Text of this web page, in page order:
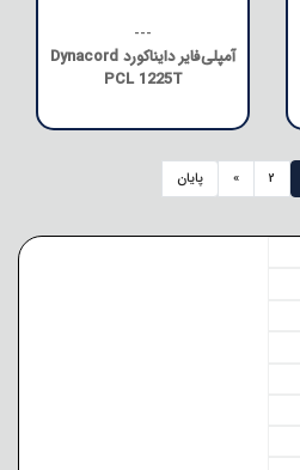
---
آمپلی‌فایر دایناکورد Dynacord
PCL 1225T
2
» پایان